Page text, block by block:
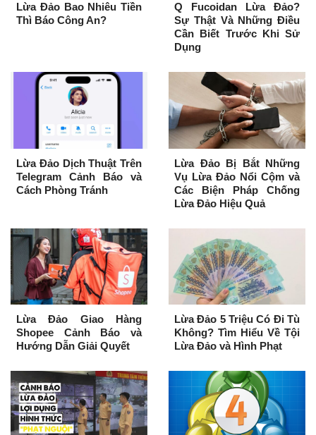
Lừa Đảo Bao Nhiêu Tiền
Thì Báo Công An?
Q Fucoidan Lừa Đảo?
Sự Thật Và Những Điều
Cần Biết Trước Khi Sử
Dụng
Lừa Đảo Dịch Thuật Trên
Telegram Cảnh Báo và
Cách Phòng Tránh
Lừa Đảo Bị Bắt Những
Vụ Lừa Đảo Nổi Cộm và
Các Biện Pháp Chống
Lừa Đảo Hiệu Quả
Lừa Đảo Giao Hàng
Shopee Cảnh Báo và
Hướng Dẫn Giải Quyết
Lừa Đảo 5 Triệu Có Đi Tù
Không? Tìm Hiểu Về Tội
Lừa Đảo và Hình Phạt